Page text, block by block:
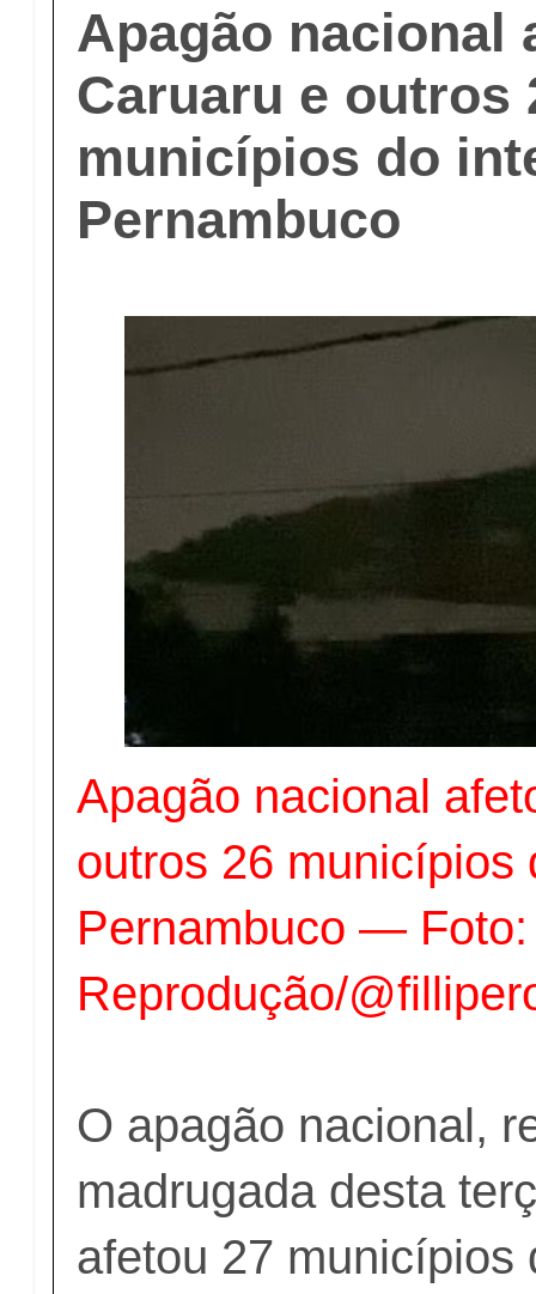
Apagão nacional
Caruaru e outros
municípios do
Pernambuco
Apagão nacional
outros 26 municípios
Pernambuco — Foto:
Reprodução/
O apagão nacional,
madrugada desta
afetou 27 municípios